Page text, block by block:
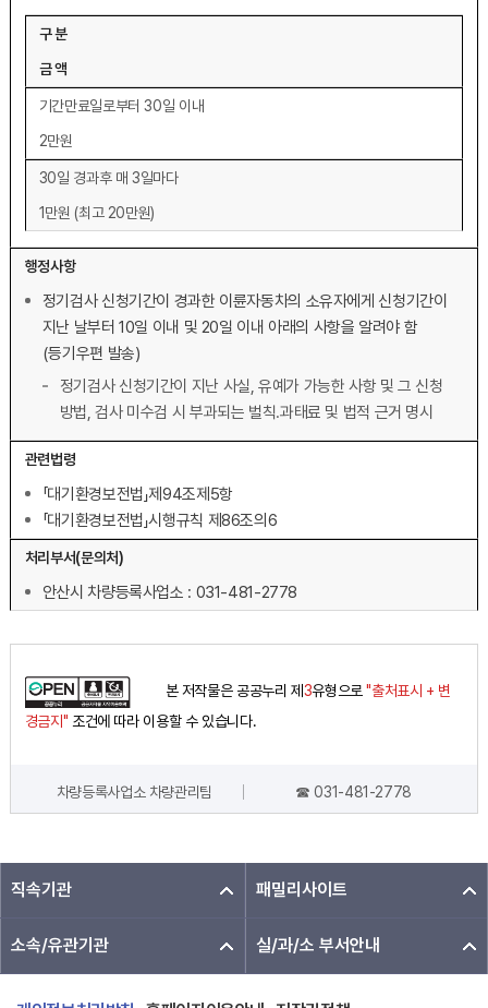
구 분
금 액
기간만료일로부터 30일 이내
2만원
30일 경과후 매 3일마다
1만원 (최고 20만원)
행정사항
정기검사 신청기간이 경과한 이륜자동차의 소유자에게 신청기간이
지난 날부터 10일 이내 및 20일 이내 아래의 사항을 알려야 함
(등기우편 발송)
정기검사 신청기간이 지난 사실, 유예가 가능한 사항 및 그 신청
방법, 검사 미수검 시 부과되는 벌칙.과태료 및 법적 근거 명시
관련법령
「대기환경보전법」제94조제5항
「대기환경보전법」시행규칙 제86조의6
처리부서(문의처)
안산시 차량등록사업소 : 031-481-2778
본 저작물은 공공누리 제 3유형으로"출처표시 + 변
경금지" 조건에 따라 이용할 수 있습니다.
차량등록사업소 차량관리팀 ☎ 031-481-2778
직속기관 패밀리사이트
소속/유관기관 실/과/소 부서안내